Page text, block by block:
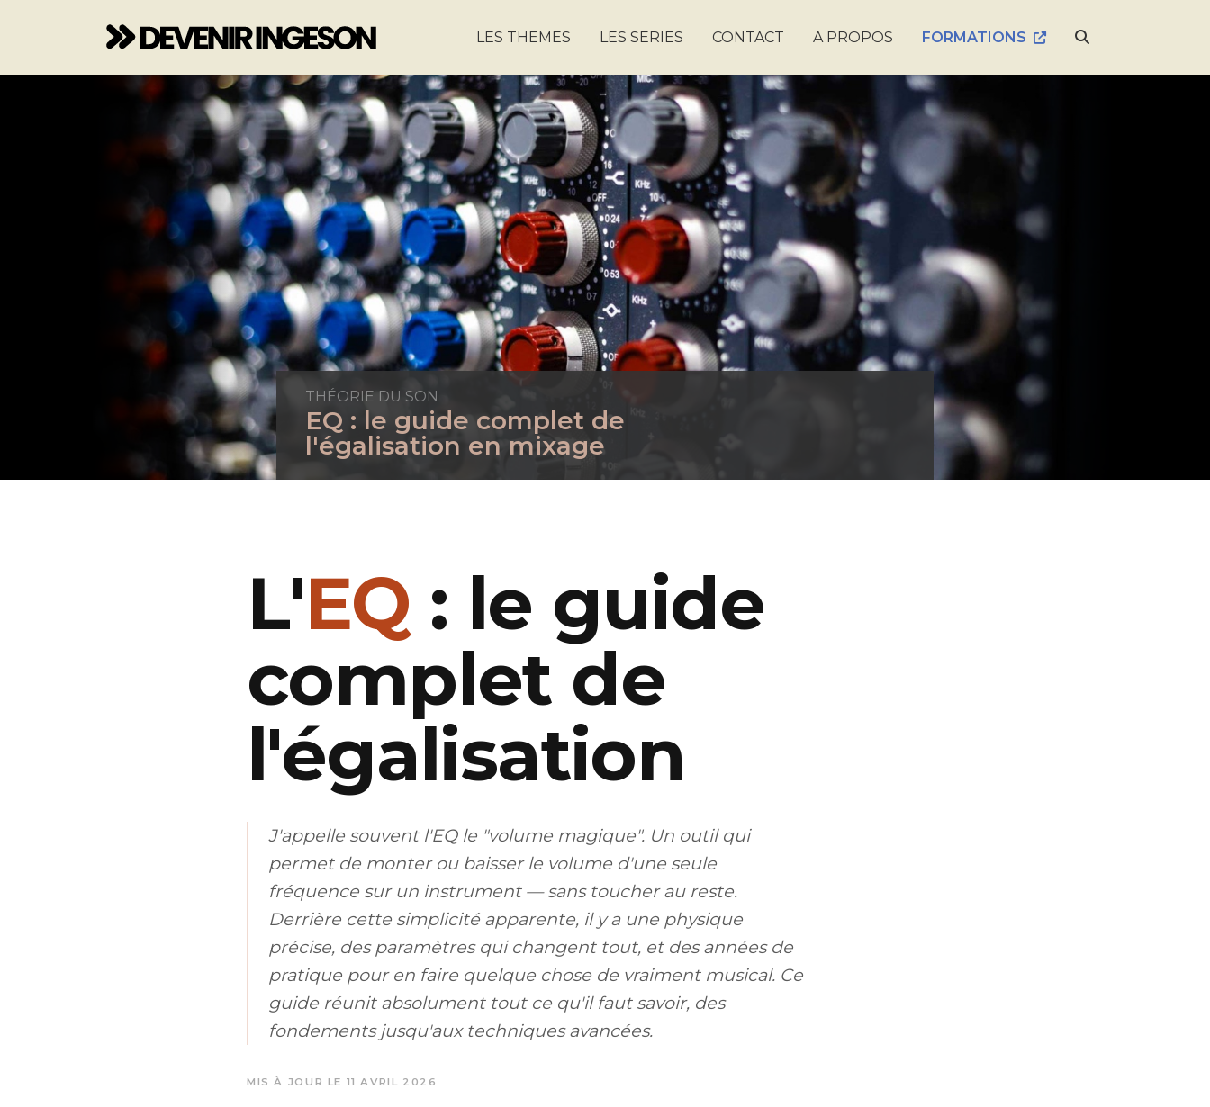
LES THEMES LES SERIES CONTACT A PROPOS FORMATIONS
THÉORIE DU SON
EQ : le guide complet de
l'égalisation en mixage
L'EQ : le guide
complet de
l'égalisation
J'appelle souvent l'EQ le "volume magique". Un outil qui
permet de monter ou baisser le volume d'une seule
fréquence sur un instrument — sans toucher au reste.
Derrière cette simplicité apparente, il y a une physique
précise, des paramètres qui changent tout, et des années de
pratique pour en faire quelque chose de vraiment musical. Ce
guide réunit absolument tout ce qu'il faut savoir, des
fondements jusqu'aux techniques avancées.
MIS À JOUR LE 11 AVRIL 2026